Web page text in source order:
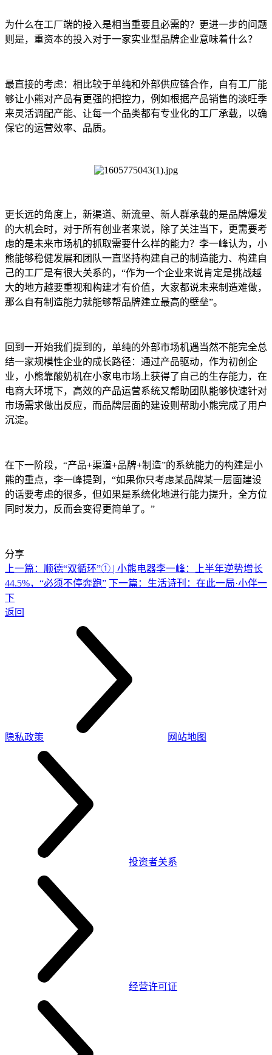
为什么在工厂端的投入是相当重要且必需的？更进一步的问题
则是，重资本的投入对于一家实业型品牌企业意味着什么？
最直接的考虑：相比较于单纯和外部供应链合作，自有工厂能
够让小熊对产品有更强的把控力，例如根据产品销售的淡旺季
来灵活调配产能、让每一个品类都有专业化的工厂承载，以确
保它的运营效率、品质。
更长远的角度上，新渠道、新流量、新人群承载的是品牌爆发
的大机会时，对于所有创业者来说，除了关注当下，更需要考
虑的是未来市场机的抓取需要什么样的能力？李一峰认为，小
熊能够稳健发展和团队一直坚持构建自己的制造能力、构建自
己的工厂是有很大关系的，“作为一个企业来说肯定是挑战越
大的地方越要重视和构建才有价值，大家都说未来制造难做，
那么自有制造能力就能够帮品牌建立最高的壁垒”。
回到一开始我们提到的，单纯的外部市场机遇当然不能完全总
结一家规模性企业的成长路径：通过产品驱动，作为初创企
业，小熊靠酸奶机在小家电市场上获得了自己的生存能力，在
电商大环境下，高效的产品运营系统又帮助团队能够快速针对
市场需求做出反应，而品牌层面的建设则帮助小熊完成了用户
沉淀。
在下一阶段，“产品+渠道+品牌+制造”的系统能力的构建是小
熊的重点，李一峰提到，“如果你只考虑某品牌某一层面建设
的话要考虑的很多，但如果是系统化地进行能力提升，全方位
同时发力，反而会变得更简单了。”
分享
上一篇：顺德“双循环”① | 小熊电器李一峰：上半年逆势增长
44.5%，“必须不停奔跑” 下一篇：生活诗刊：在此一局·小伴一
下
返回
隐私政策 网站地图
投资者关系
经营许可证